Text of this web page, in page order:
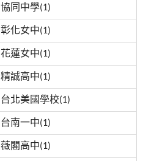
協同中學(1)
彰化女中(1)
花蓮女中(1)
精誠高中(1)
台北美國學校(1)
台南一中(1)
薇閣高中(1)